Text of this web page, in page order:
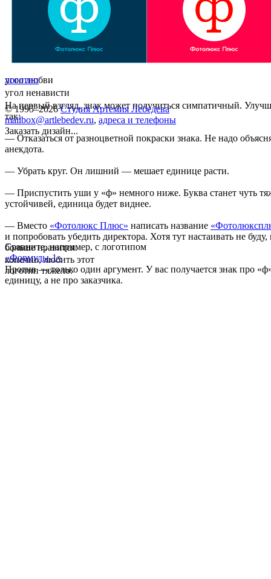
угол любви
угол ненависти
На первый взгляд, знак может получиться симпатичный.
так:
— Отказаться от разноцветной покраски знака. Не надо
анекдота.
— Убрать круг. Он лишний — мешает единице расти.
— Приспустить уши у «ф» немного ниже. Буква станет чуть
устойчивей, единица будет виднее.
— Вместо «Фотолюкс Плюс» написать название
и попробовать убедить директора. Хотя тут настаивать не
больше нравится.
Против — только один аргумент. У вас получается знак про
единицу, а не про заказчика.
Сравните, например, с логотипом
«Формулы-1»
конечно, любить этот
логотип тяжело.
логотип
© 1995–2026 Студия Артемия Лебедева
mailbox@artlebedev.ru, адреса и телефоны
Заказать дизайн...